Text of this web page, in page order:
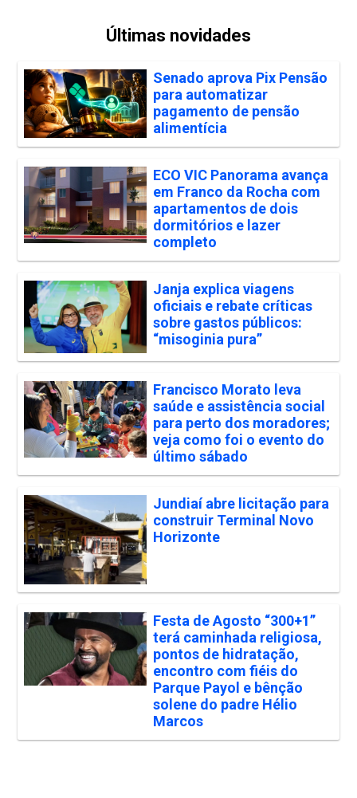
Últimas novidades
Senado aprova Pix Pensão
para automatizar
pagamento de pensão
alimentícia
ECO VIC Panorama avança
em Franco da Rocha com
apartamentos de dois
dormitórios e lazer
completo
Janja explica viagens
oficiais e rebate críticas
sobre gastos públicos:
“misoginia pura”
Francisco Morato leva
saúde e assistência social
para perto dos moradores;
veja como foi o evento do
último sábado
Jundiaí abre licitação para
construir Terminal Novo
Horizonte
Festa de Agosto “300+1”
terá caminhada religiosa,
pontos de hidratação,
encontro com fiéis do
Parque Payol e bênção
solene do padre Hélio
Marcos